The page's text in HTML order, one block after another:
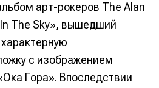
арт-рокеров The Alan
The Sky», вышедший
с изображением
Гора». Впоследствии